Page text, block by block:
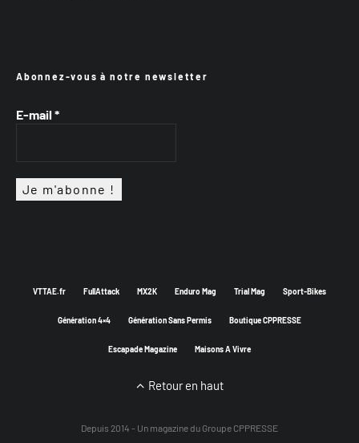
Abonnez-vous à notre newsletter
E-mail *
VTTAE.fr FullAttack MX2K Enduro Mag Trial Mag Sport-Bikes
Génération 4×4 Génération Sans Permis Boutique CPPRESSE
Escapade Magazine Maisons A Vivre
Retour en haut
Depuis 2014 - Un magazine du Groupe CPPRESSE